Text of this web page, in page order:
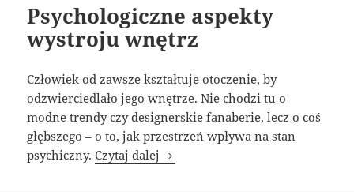
Psychologiczne aspekty
wystroju wnętrz
Człowiek od zawsze kształtuje otoczenie, by
odzwierciedlało jego wnętrze. Nie chodzi tu o
modne trendy czy designerskie fanaberie, lecz o coś
głębszego – o to, jak przestrzeń wpływa na stan
psychiczny.Czytaj dalej Psychologiczne aspekty